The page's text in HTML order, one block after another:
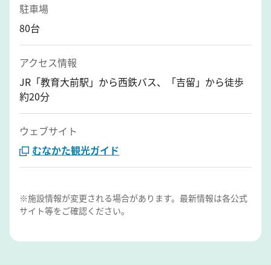
駐車場
80台
アクセス情報
JR「教育大前駅」から西鉄バス、「吉留」から徒歩
約20分
ウェブサイト
むなかた観光ガイド
※施設情報が変更される場合があります。最新情報は各公式
サイト等をご確認ください。